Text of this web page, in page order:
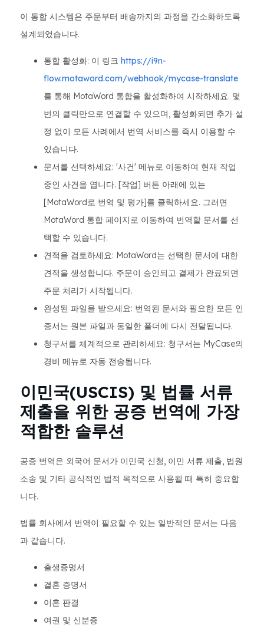
이 통합 시스템은 주문부터 배송까지의 과정을 간소화하도록
설계되었습니다.
통합 활성화: 이 링크 https://i9n-
flow.motaword.com/webhook/mycase-translate
를 통해 MotaWord 통합을 활성화하여 시작하세요. 몇
번의 클릭만으로 연결할 수 있으며, 활성화되면 추가 설
정 없이 모든 사례에서 번역 서비스를 즉시 이용할 수
있습니다.
문서를 선택하세요: '사건' 메뉴로 이동하여 현재 작업
중인 사건을 엽니다. [작업] 버튼 아래에 있는
[MotaWord로 번역 및 평가]를 클릭하세요. 그러면
MotaWord 통합 페이지로 이동하여 번역할 문서를 선
택할 수 있습니다.
견적을 검토하세요: MotaWord는 선택한 문서에 대한
견적을 생성합니다. 주문이 승인되고 결제가 완료되면
주문 처리가 시작됩니다.
완성된 파일을 받으세요: 번역된 문서와 필요한 모든 인
증서는 원본 파일과 동일한 폴더에 다시 전달됩니다.
청구서를 체계적으로 관리하세요: 청구서는 MyCase의
경비 메뉴로 자동 전송됩니다.
이민국(USCIS) 및 법률 서류
제출을 위한 공증 번역에 가장
적합한 솔루션
공증 번역은 외국어 문서가 이민국 신청, 이민 서류 제출, 법원
소송 및 기타 공식적인 법적 목적으로 사용될 때 특히 중요합
니다.
법률 회사에서 번역이 필요할 수 있는 일반적인 문서는 다음
과 같습니다.
출생증명서
결혼 증명서
이혼 판결
여권 및 신분증